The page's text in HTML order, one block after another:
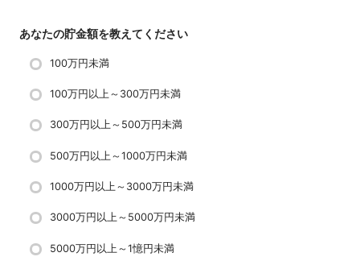
あなたの貯金額を教えてください
100万円未満
100万円以上～300万円未満
300万円以上～500万円未満
500万円以上～1000万円未満
1000万円以上～3000万円未満
3000万円以上～5000万円未満
5000万円以上～1憶円未満